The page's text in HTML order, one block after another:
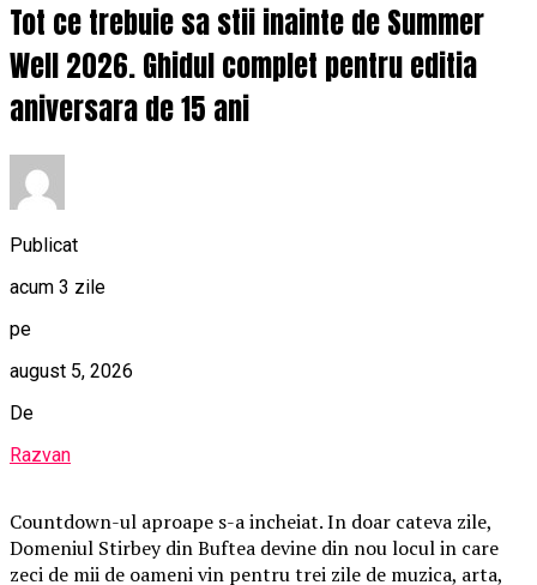
Tot ce trebuie sa stii inainte de Summer
Well 2026. Ghidul complet pentru editia
aniversara de 15 ani
Publicat
acum 3 zile
pe
august 5, 2026
De
Razvan
Countdown-ul aproape s-a incheiat. In doar cateva zile,
Domeniul Stirbey din Buftea devine din nou locul in care
zeci de mii de oameni vin pentru trei zile de muzica, arta,